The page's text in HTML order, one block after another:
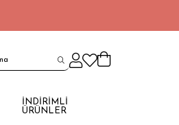
İNDİRİMLİ
ÜRÜNLER